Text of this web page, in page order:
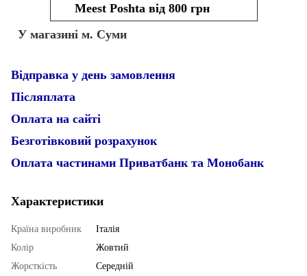
Meest Poshta від 800 грн
У магазині м. Суми
Відправка у день замовлення
Післяплата
Оплата на сайті
Безготівковий розрахунок
Оплата частинами Приватбанк та Монобанк
Характеристики
Країна виробник
Італія
Колір
Жовтий
Жорсткість
Середній